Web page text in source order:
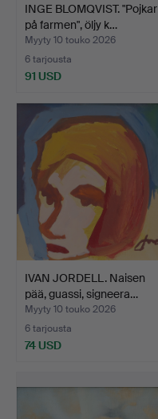
INGE BLOMQVIST. "Pojkar
på farmen", öljy k…
Myyty 10 touko 2026
6 tarjousta
91 USD
IVAN JORDELL. Naisen
pää, guassi, signeera…
Myyty 10 touko 2026
6 tarjousta
74 USD